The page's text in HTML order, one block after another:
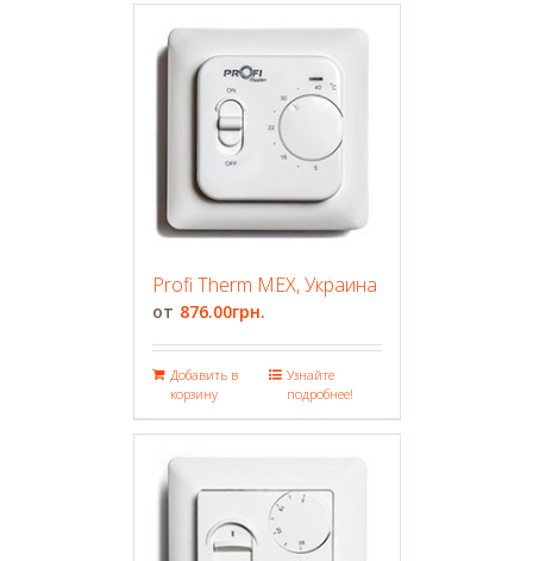
Profi Therm MEX, Украина
876.00грн.
Добавить в
корзину
Узнайте
подробнее!